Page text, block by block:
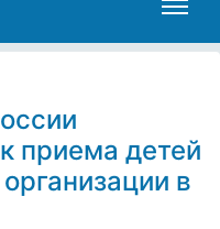
приема детей
в